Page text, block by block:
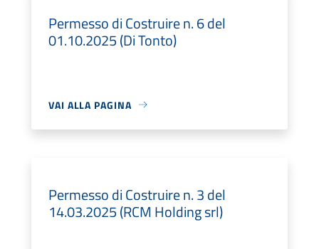
Permesso di Costruire n. 6 del
01.10.2025 (Di Tonto)
VAI ALLA PAGINA
Permesso di Costruire n. 3 del
14.03.2025 (RCM Holding srl)